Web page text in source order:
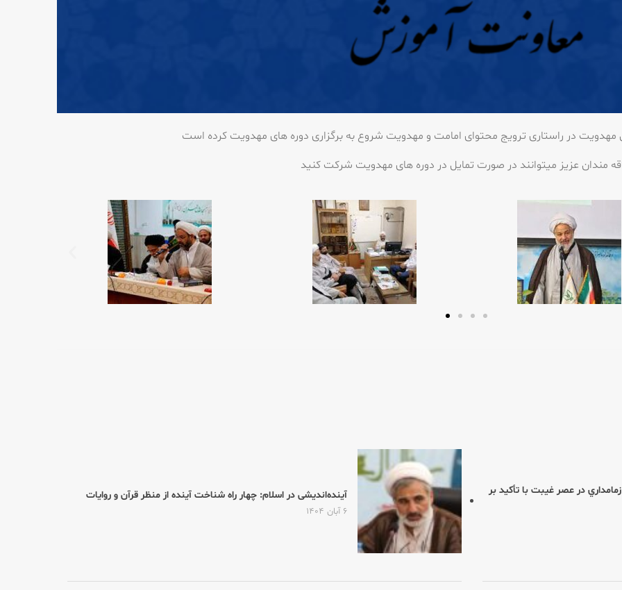
در راستاری ترویج محتوای امامت و مهدویت شروع به برگزاری دوره های مهدویت کرده است
مندان عزیز میتوانند در صورت تمایل در دوره های مهدویت شرکت کنید
در عصر غيبت با تأكيد بر آینده‌اندیشی در اسلام: چهار راه شناخت آینده از منظر قرآن و روایات
۶ آبان ۱۴۰۴